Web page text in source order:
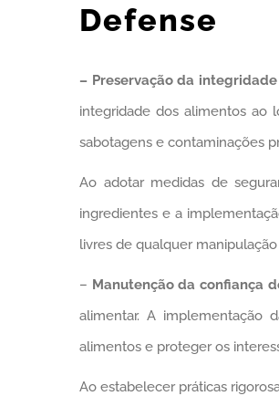
Defense
– Preservação da
integridade dos alimentos ao
sabotagens e contaminações
Ao adotar medidas de
ingredientes e a
livres de qualquer manipulação
– Manutenção da confiança
alimentar. A implementação
alimentos e proteger os
Ao estabelecer práticas